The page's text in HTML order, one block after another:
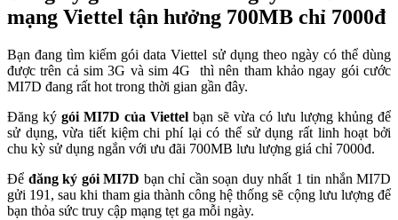
mạng Viettel tận hưởng 700MB chỉ 7000đ
Bạn đang tìm kiếm gói data Viettel sử dụng theo ngày có thể dùng
được trên cả sim 3G và sim 4G thì nên tham khảo ngay gói cước
MI7D đang rất hot trong thời gian gần đây.
Đăng ký gói MI7D của Viettel bạn sẽ vừa có lưu lượng khủng để
sử dụng, vừa tiết kiệm chi phí lại có thể sử dụng rất linh hoạt bởi
chu kỳ sử dụng ngắn với ưu đãi 700MB lưu lượng giá chỉ 7000đ.
Để đăng ký gói MI7D bạn chỉ cần soạn duy nhất 1 tin nhắn MI7D
gửi 191, sau khi tham gia thành công hệ thống sẽ cộng lưu lượng để
bạn thỏa sức truy cập mạng tẹt ga mỗi ngày.